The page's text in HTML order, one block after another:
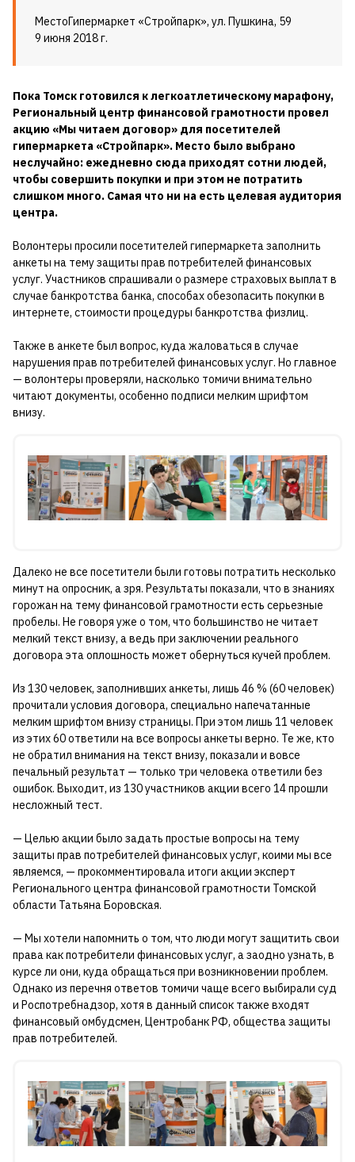
МестоГипермаркет «Стройпарк», ул. Пушкина, 59
9 июня 2018 г.
Пока Томск готовился к легкоатлетическому марафону,
Региональный центр финансовой грамотности провел
акцию «Мы читаем договор» для посетителей
гипермаркета «Стройпарк». Место было выбрано
неслучайно: ежедневно сюда приходят сотни людей,
чтобы совершить покупки и при этом не потратить
слишком много. Самая что ни на есть целевая аудитория
центра.
Волонтеры просили посетителей гипермаркета заполнить
анкеты на тему защиты прав потребителей финансовых
услуг. Участников спрашивали о размере страховых выплат в
случае банкротства банка, способах обезопасить покупки в
интернете, стоимости процедуры банкротства физлиц.
Также в анкете был вопрос, куда жаловаться в случае
нарушения прав потребителей финансовых услуг. Но главное
— волонтеры проверяли, насколько томичи внимательно
читают документы, особенно подписи мелким шрифтом
внизу.
Далеко не все посетители были готовы потратить несколько
минут на опросник, а зря. Результаты показали, что в знаниях
горожан на тему финансовой грамотности есть серьезные
пробелы. Не говоря уже о том, что большинство не читает
мелкий текст внизу, а ведь при заключении реального
договора эта оплошность может обернуться кучей проблем.
Из 130 человек, заполнивших анкеты, лишь 46 % (60 человек)
прочитали условия договора, специально напечатанные
мелким шрифтом внизу страницы. При этом лишь 11 человек
из этих 60 ответили на все вопросы анкеты верно. Те же, кто
не обратил внимания на текст внизу, показали и вовсе
печальный результат — только три человека ответили без
ошибок. Выходит, из 130 участников акции всего 14 прошли
несложный тест.
— Целью акции было задать простые вопросы на тему
защиты прав потребителей финансовых услуг, коими мы все
являемся, — прокомментировала итоги акции эксперт
Регионального центра финансовой грамотности Томской
области Татьяна Боровская.
— Мы хотели напомнить о том, что люди могут защитить свои
права как потребители финансовых услуг, а заодно узнать, в
курсе ли они, куда обращаться при возникновении проблем.
Однако из перечня ответов томичи чаще всего выбирали суд
и Роспотребнадзор, хотя в данный список также входят
финансовый омбудсмен, Центробанк РФ, общества защиты
прав потребителей.